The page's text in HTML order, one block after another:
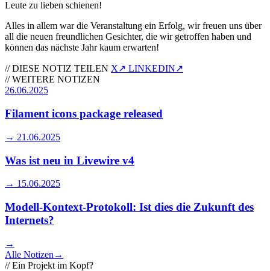
Leute zu lieben schienen!
Alles in allem war die Veranstaltung ein Erfolg, wir freuen uns über
all die neuen freundlichen Gesichter, die wir getroffen haben und
können das nächste Jahr kaum erwarten!
// DIESE NOTIZ TEILEN X↗ LINKEDIN↗
// WEITERE NOTIZEN
26.06.2025
Filament icons package released
→ 21.06.2025
Was ist neu in Livewire v4
→ 15.06.2025
Modell-Kontext-Protokoll: Ist dies die Zukunft des
Internets?
→
Alle Notizen →
// Ein Projekt im Kopf?